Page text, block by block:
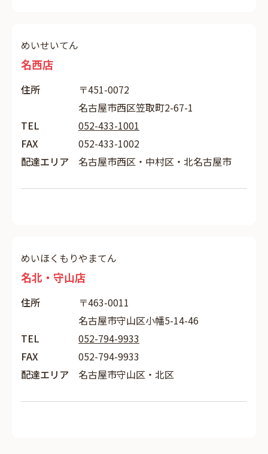
めいせいてん
名西店
住所
〒451-0072
名古屋市西区笠取町2-67-1
TEL
052-433-1001
FAX
052-433-1002
配達エリア
名古屋市西区・中村区・北名古屋市
めいほくもりやまてん
名北・守山店
住所
〒463-0011
名古屋市守山区小幡5-14-46
TEL
052-794-9933
FAX
052-794-9933
配達エリア
名古屋市守山区・北区